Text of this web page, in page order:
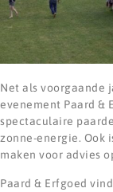
Net als voorgaande
evenement Paard &
spectaculaire
zonne-energie. Ook
maken voor advies
Paard & Erfgoed